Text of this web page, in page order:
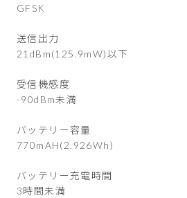
GFSK
送信出力
21dBm(125.9mW)以下
受信機感度
-90dBm未満
バッテリー容量
770mAH(2.926Wh)
バッテリー充電時間
3時間未満